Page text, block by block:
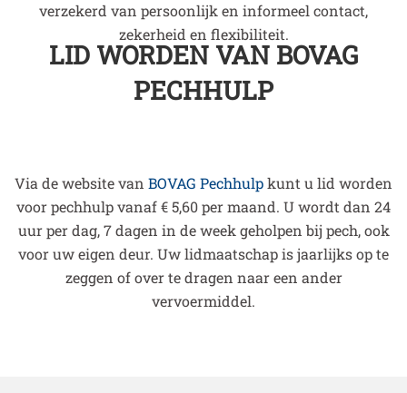
verzekerd van persoonlijk en informeel contact,
zekerheid en flexibiliteit.
LID WORDEN VAN BOVAG
PECHHULP
Via de website van BOVAG Pechhulpkunt u lid worden
voor pechhulp vanaf € 5,60 per maand. U wordt dan 24
uur per dag, 7 dagen in de week geholpen bij pech, ook
voor uw eigen deur. Uw lidmaatschap is jaarlijks op te
zeggen of over te dragen naar een ander
vervoermiddel.